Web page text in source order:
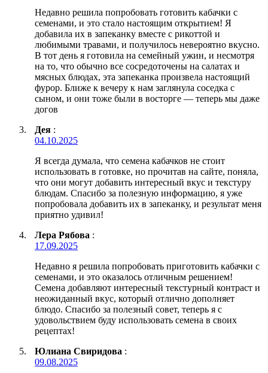
Недавно решила попробовать готовить кабачки с
семенами, и это стало настоящим открытием! Я
добавила их в запеканку вместе с рикоттой и
любимыми травами, и получилось невероятно вкусно.
В тот день я готовила на семейный ужин, и несмотря
на то, что обычно все сосредоточены на салатах и
мясных блюдах, эта запеканка произвела настоящий
фурор. Ближе к вечеру к нам заглянула соседка с
сыном, и они тоже были в восторге — теперь мы даже
догов
Дея :
04.10.2025
Я всегда думала, что семена кабачков не стоит
использовать в готовке, но прочитав на сайте, поняла,
что они могут добавить интересный вкус и текстуру
блюдам. Спасибо за полезную информацию, я уже
попробовала добавить их в запеканку, и результат меня
приятно удивил!
Лера Рябова :
17.09.2025
Недавно я решила попробовать приготовить кабачки с
семенами, и это оказалось отличным решением!
Семена добавляют интересный текстурный контраст и
неожиданный вкус, который отлично дополняет
блюдо. Спасибо за полезный совет, теперь я с
удовольствием буду использовать семена в своих
рецептах!
Юлиана Свиридова :
09.08.2025